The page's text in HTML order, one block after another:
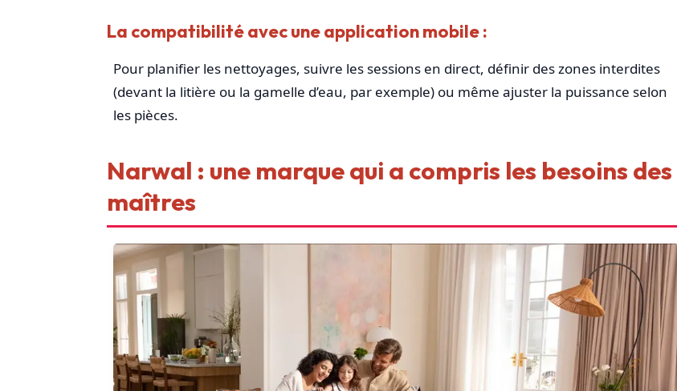
La compatibilité avec une application mobile :
Pour planifier les nettoyages, suivre les sessions en direct, définir des zones interdites
(devant la litière ou la gamelle d’eau, par exemple) ou même ajuster la puissance selon
les pièces.
Narwal : une marque qui a compris les besoins des
maîtres